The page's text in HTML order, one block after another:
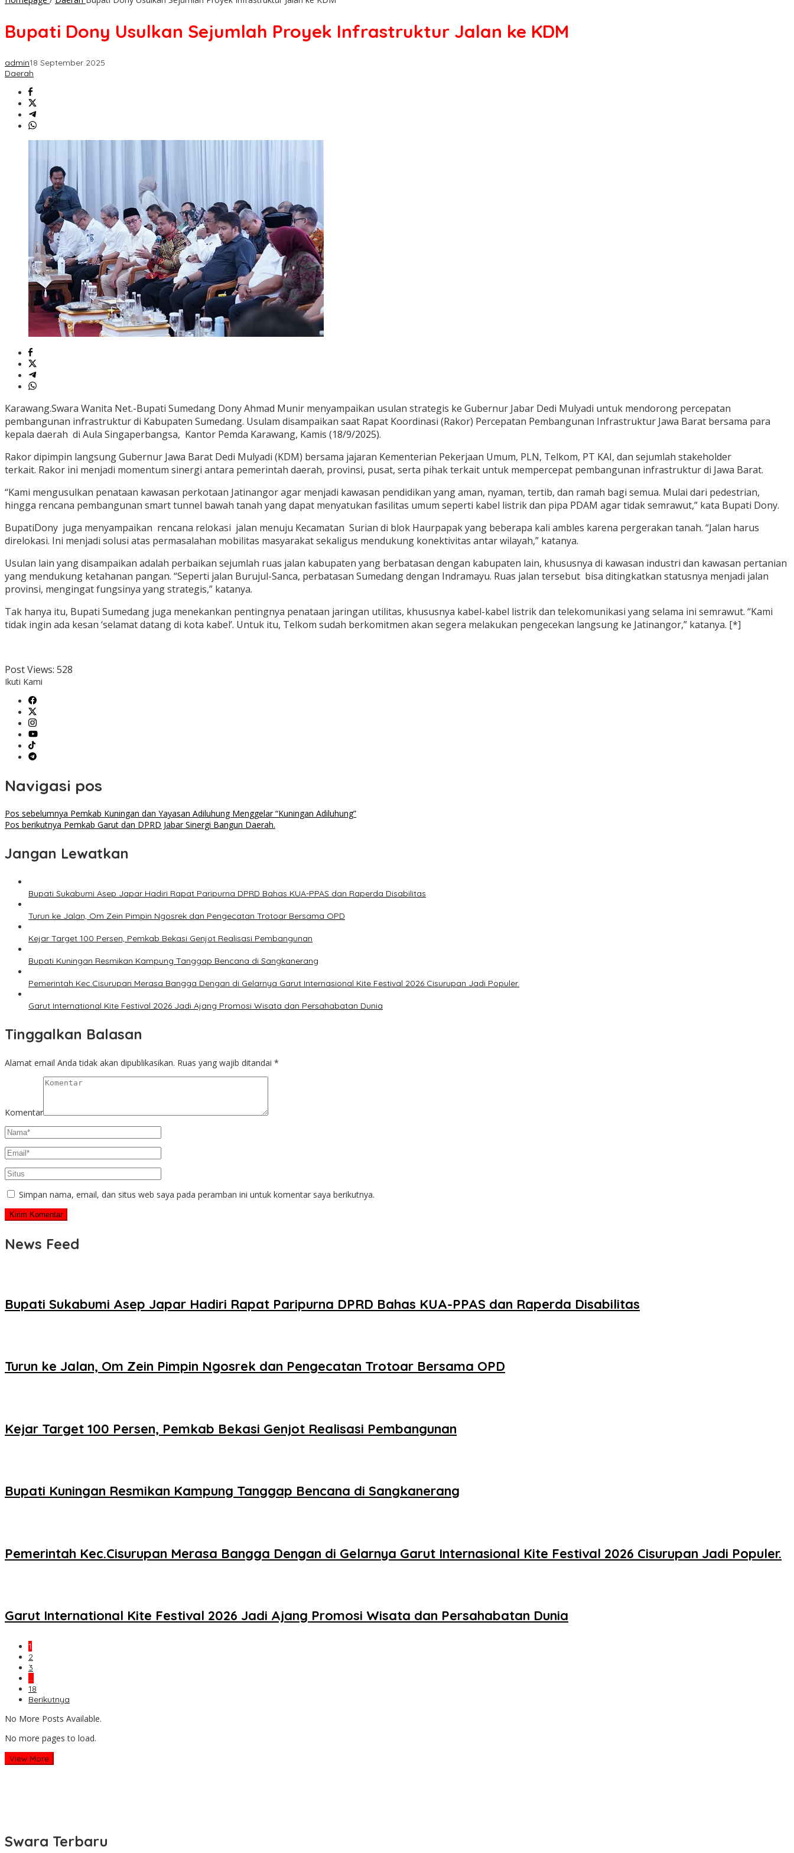
Bupati Dony Usulkan Sejumlah Proyek Infrastruktur Jalan ke KDM
admin18 September 2025
Daerah
Karawang.Swara Wanita Net.-Bupati Sumedang Dony Ahmad Munir menyampaikan usulan strategis ke Gubernur Jabar Dedi Mulyadi untuk mendorong percepatan
pembangunan infrastruktur di Kabupaten Sumedang. Usulam disampaikan saat Rapat Koordinasi (Rakor) Percepatan Pembangunan Infrastruktur Jawa Barat bersama para
kepala daerah di Aula Singaperbangsa, Kantor Pemda Karawang, Kamis (18/9/2025).
Rakor dipimpin langsung Gubernur Jawa Barat Dedi Mulyadi (KDM) bersama jajaran Kementerian Pekerjaan Umum, PLN, Telkom, PT KAI, dan sejumlah stakeholder
terkait. Rakor ini menjadi momentum sinergi antara pemerintah daerah, provinsi, pusat, serta pihak terkait untuk mempercepat pembangunan infrastruktur di Jawa Barat.
“Kami mengusulkan penataan kawasan perkotaan Jatinangor agar menjadi kawasan pendidikan yang aman, nyaman, tertib, dan ramah bagi semua. Mulai dari pedestrian,
hingga rencana pembangunan smart tunnel bawah tanah yang dapat menyatukan fasilitas umum seperti kabel listrik dan pipa PDAM agar tidak semrawut,” kata Bupati Dony.
BupatiDony juga menyampaikan rencana relokasi jalan menuju Kecamatan Surian di blok Haurpapak yang beberapa kali ambles karena pergerakan tanah. “Jalan harus
direlokasi. Ini menjadi solusi atas permasalahan mobilitas masyarakat sekaligus mendukung konektivitas antar wilayah,” katanya.
Usulan lain yang disampaikan adalah perbaikan sejumlah ruas jalan kabupaten yang berbatasan dengan kabupaten lain, khususnya di kawasan industri dan kawasan pertanian
yang mendukung ketahanan pangan. “Seperti jalan Burujul-Sanca, perbatasan Sumedang dengan Indramayu. Ruas jalan tersebut bisa ditingkatkan statusnya menjadi jalan
provinsi, mengingat fungsinya yang strategis,” katanya.
Tak hanya itu, Bupati Sumedang juga menekankan pentingnya penataan jaringan utilitas, khususnya kabel-kabel listrik dan telekomunikasi yang selama ini semrawut. “Kami
tidak ingin ada kesan ‘selamat datang di kota kabel’. Untuk itu, Telkom sudah berkomitmen akan segera melakukan pengecekan langsung ke Jatinangor,” katanya. [*]
Post Views: 528
Ikuti Kami
Navigasi pos
Pos sebelumnya Pemkab Kuningan dan Yayasan Adiluhung Menggelar “Kuningan Adiluhung”
Pos berikutnya Pemkab Garut dan DPRD Jabar Sinergi Bangun Daerah.
Jangan Lewatkan
Bupati Sukabumi Asep Japar Hadiri Rapat Paripurna DPRD Bahas KUA-PPAS dan Raperda Disabilitas
Turun ke Jalan, Om Zein Pimpin Ngosrek dan Pengecatan Trotoar Bersama OPD
Kejar Target 100 Persen, Pemkab Bekasi Genjot Realisasi Pembangunan
Bupati Kuningan Resmikan Kampung Tanggap Bencana di Sangkanerang
Pemerintah Kec.Cisurupan Merasa Bangga Dengan di Gelarnya Garut Internasional Kite Festival 2026 Cisurupan Jadi Populer.
Garut International Kite Festival 2026 Jadi Ajang Promosi Wisata dan Persahabatan Dunia
Tinggalkan Balasan
Alamat email Anda tidak akan dipublikasikan. Ruas yang wajib ditandai *
Komentar
Simpan nama, email, dan situs web saya pada peramban ini untuk komentar saya berikutnya.
News Feed
Bupati Sukabumi Asep Japar Hadiri Rapat Paripurna DPRD Bahas KUA-PPAS dan Raperda Disabilitas
Turun ke Jalan, Om Zein Pimpin Ngosrek dan Pengecatan Trotoar Bersama OPD
Kejar Target 100 Persen, Pemkab Bekasi Genjot Realisasi Pembangunan
Bupati Kuningan Resmikan Kampung Tanggap Bencana di Sangkanerang
Pemerintah Kec.Cisurupan Merasa Bangga Dengan di Gelarnya Garut Internasional Kite Festival 2026 Cisurupan Jadi Populer.
Garut International Kite Festival 2026 Jadi Ajang Promosi Wisata dan Persahabatan Dunia
1
2
3
…
18
Berikutnya
No More Posts Available.
No more pages to load.
View More
Swara Terbaru